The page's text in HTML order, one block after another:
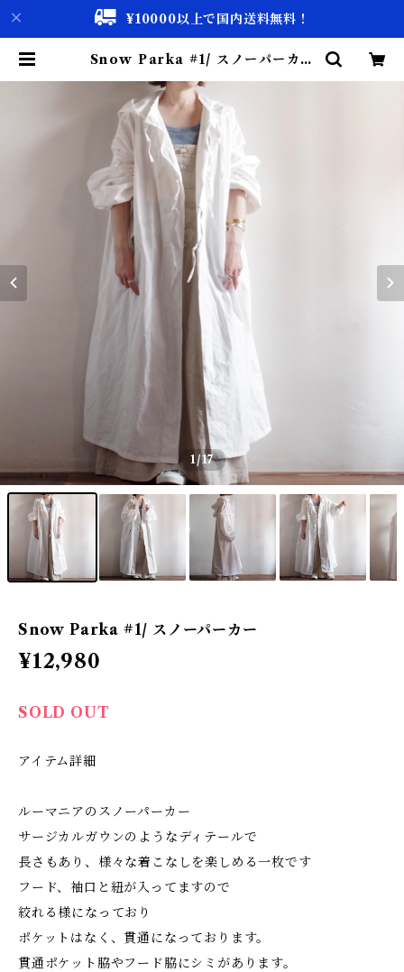
¥10000以上で国内送料無料！
Snow Parka #1/ スノーパーカー
ntage 通販】
1/17
Snow Parka #1/ スノーパーカー
¥12,980
SOLD OUT
アイテム詳細
ルーマニアのスノーパーカー
サージカルガウンのようなディテールで
長さもあり、様々な着こなしを楽しめる一枚です
フード、袖口と紐が入ってますので
絞れる様になっており
ポケットはなく、貫通になっております。
貫通ポケット脇やフード脇にシミがあります。